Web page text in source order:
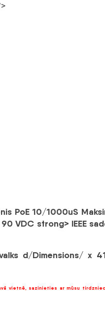
PoE 10/1000uS
VDC strong> IEEE
d/Dimensions/ x
vietnē, sazinieties ar mūsu